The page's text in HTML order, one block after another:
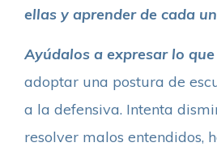
ellas y aprender de cada
Ayúdalos a expresar lo
adoptar una postura de
a la defensiva. Intenta
resolver malos entendidos,